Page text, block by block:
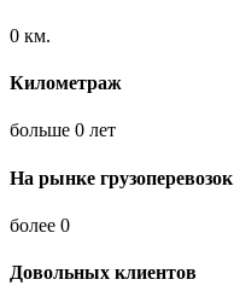
0 км.
Километраж
больше 0 лет
На рынке грузоперевозок
более 0
Довольных клиентов